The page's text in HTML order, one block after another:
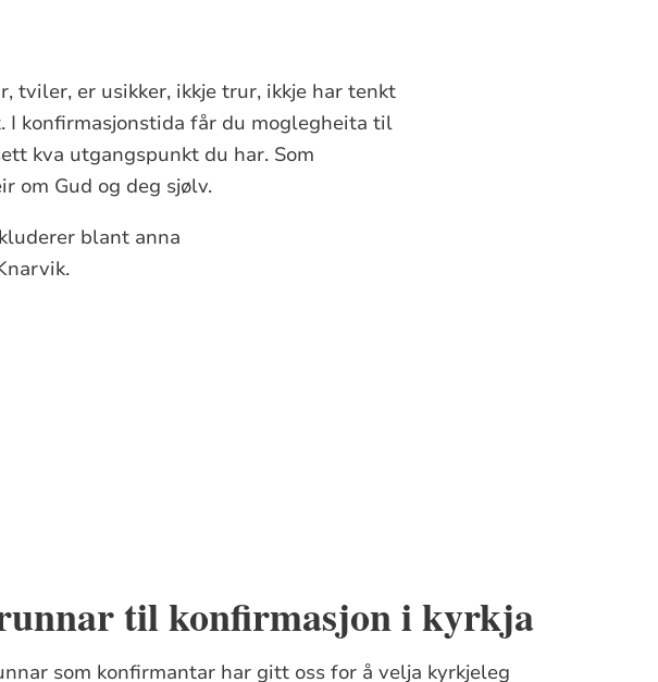
tviler, er usikker, ikkje trur, ikkje har tenkt
I konfirmasjonstida får du moglegheita til
kva utgangspunkt du har. Som
om Gud og deg sjølv.
blant anna
til konfirmasjon i kyrkja
som konfirmantar har gitt oss for å velja kyrkjeleg